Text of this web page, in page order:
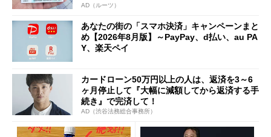
AD（ルーツ）
あなたの街の「スマホ決済」キャンペーンまと
め【2026年8月版】～PayPay、d払い、au PA
Y、楽天ペイ
カードローン50万円以上の人は、返済を3～6
ヶ月停止して『大幅に減額してから返済する手
続き』で完済して！
AD（渋谷法務総合事務所）